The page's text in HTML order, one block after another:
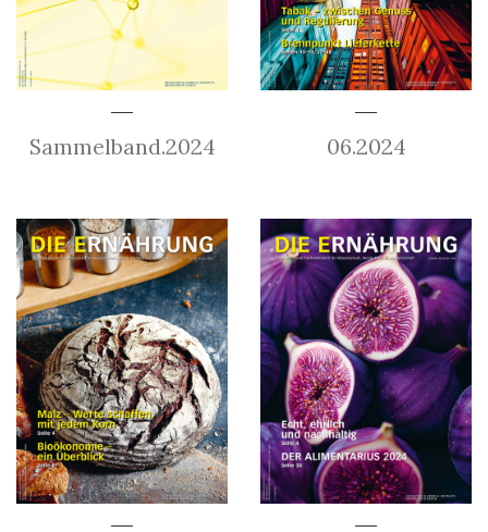
Sammelband.2024 06.2024